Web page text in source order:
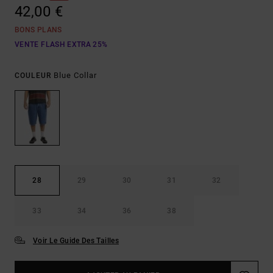
42,00 €
BONS PLANS
VENTE FLASH EXTRA 25%
COULEUR Blue Collar
28 29 30 31 32
33 34 36 38
Voir Le Guide Des Tailles